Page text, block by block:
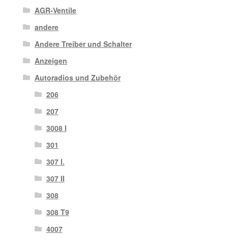
AGR-Ventile
andere
Andere Treiber und Schalter
Anzeigen
Autoradios und Zubehör
206
207
3008 I
301
307 I.
307 II
308
308 T9
4007